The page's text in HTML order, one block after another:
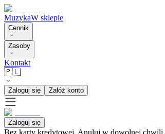
MuzykaW sklepie
Cennik
Zasoby
Kontakt
🇵🇱
Zaloguj się Załóż konto
Zaloguj się
Bez karty kredytowej. Anuluj w dowolnej chwili.